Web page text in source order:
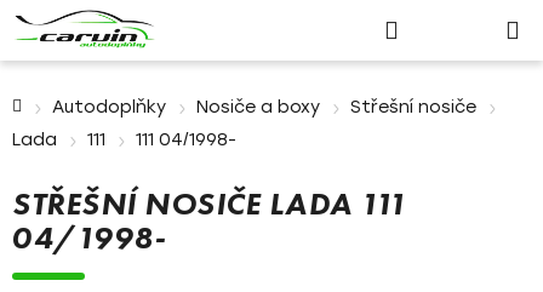
Přihlášení
košík
Autodoplňky Nosiče a boxy
Střešní nosiče
Lada
111 111 04/1998-
STŘEŠNÍ NOSIČE LADA 111
04/1998-